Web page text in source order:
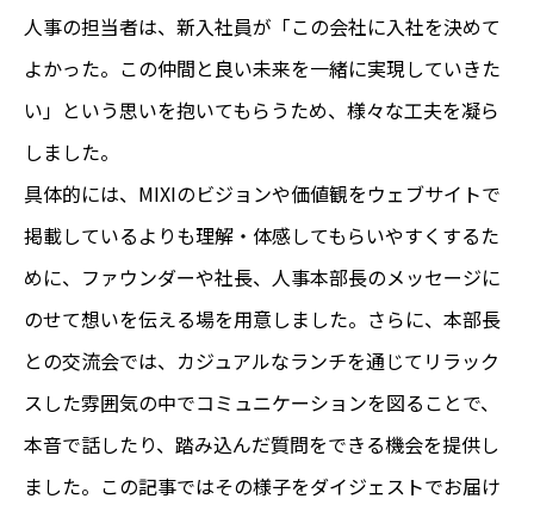
人事の担当者は、新入社員が「この会社に入社を決めて
よかった。この仲間と良い未来を一緒に実現していきた
い」という思いを抱いてもらうため、様々な工夫を凝ら
しました。
具体的には、MIXIのビジョンや価値観をウェブサイトで
掲載しているよりも理解・体感してもらいやすくするた
めに、ファウンダーや社長、人事本部長のメッセージに
のせて想いを伝える場を用意しました。さらに、本部長
との交流会では、カジュアルなランチを通じてリラック
スした雰囲気の中でコミュニケーションを図ることで、
本音で話したり、踏み込んだ質問をできる機会を提供し
ました。この記事ではその様子をダイジェストでお届け